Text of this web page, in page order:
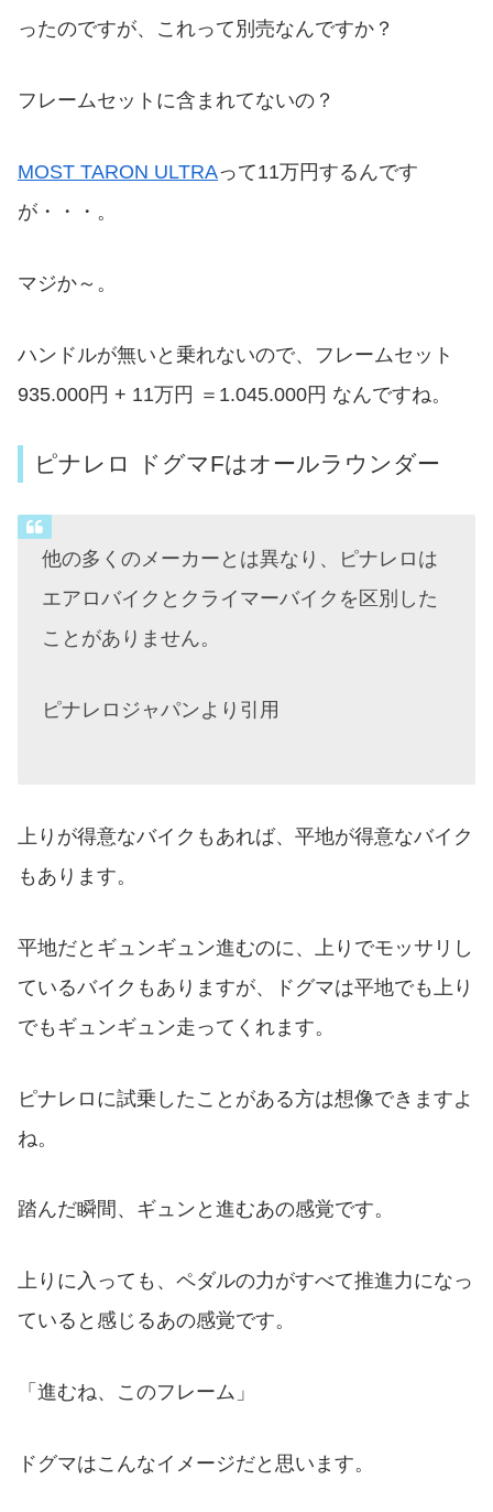
ったのですが、これって別売なんですか？
フレームセットに含まれてないの？
MOST TARON ULTRAって11万円するんです
が・・・。
マジか～。
ハンドルが無いと乗れないので、フレームセット
935.000円 + 11万円 ＝1.045.000円 なんですね。
ピナレロ ドグマFはオールラウンダー
他の多くのメーカーとは異なり、ピナレロは
エアロバイクとクライマーバイクを区別した
ことがありません。
ピナレロジャパンより引用
上りが得意なバイクもあれば、平地が得意なバイク
もあります。
平地だとギュンギュン進むのに、上りでモッサリし
ているバイクもありますが、ドグマは平地でも上り
でもギュンギュン走ってくれます。
ピナレロに試乗したことがある方は想像できますよ
ね。
踏んだ瞬間、ギュンと進むあの感覚です。
上りに入っても、ペダルの力がすべて推進力になっ
ていると感じるあの感覚です。
「進むね、このフレーム」
ドグマはこんなイメージだと思います。